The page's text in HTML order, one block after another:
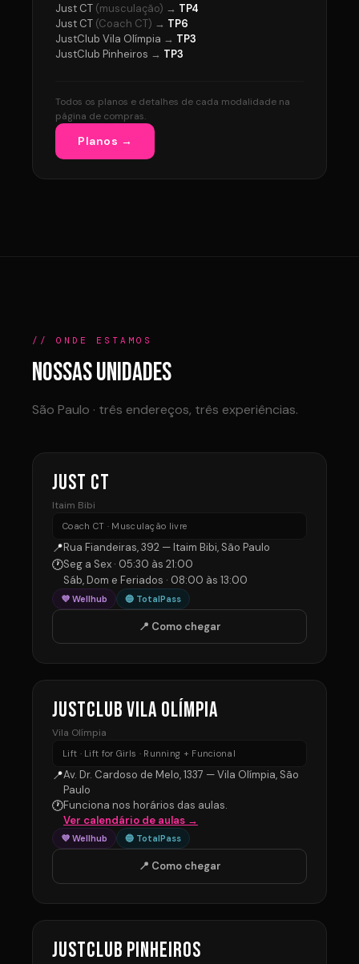
Just CT (musculação) → TP4
Just CT (Coach CT) → TP6
JustClub Vila Olímpia → TP3
JustClub Pinheiros → TP3
Todos os planos e detalhes de cada modalidade na
página de compras.
Planos →
// ONDE ESTAMOS
NOSSAS UNIDADES
São Paulo · três endereços, três experiências.
JUST CT
Itaim Bibi
Coach CT · Musculação livre
📍Rua Fiandeiras, 392 — Itaim Bibi, São Paulo
🕐Seg a Sex · 05:30 às 21:00
Sáb, Dom e Feriados · 08:00 às 13:00
💜 Wellhub 🔵 TotalPass
📍 Como chegar
JUSTCLUB VILA OLÍMPIA
Vila Olímpia
Lift · Lift for Girls · Running + Funcional
📍Av. Dr. Cardoso de Melo, 1337 — Vila Olímpia, São
Paulo
🕐Funciona nos horários das aulas.
Ver calendário de aulas →
💜 Wellhub 🔵 TotalPass
📍 Como chegar
JUSTCLUB PINHEIROS